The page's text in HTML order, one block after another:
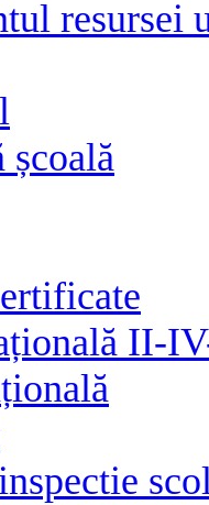
resursei
școală
II-